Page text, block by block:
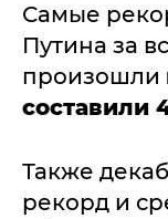
Самые
Путина за
произошли
составили
Также
рекорд и